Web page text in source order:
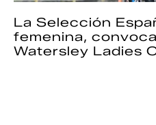
La Selección
femenina,
Watersley Ladies